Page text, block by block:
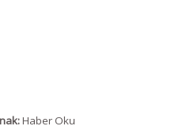
Haber Oku